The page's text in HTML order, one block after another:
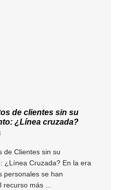
de clientes sin su
¿Línea cruzada?
de Clientes sin su
¿Línea Cruzada? En la era
personales se han
recurso más ...